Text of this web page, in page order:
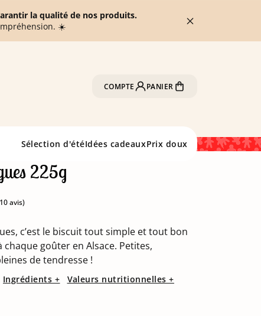
la qualité de nos produits.
☀️
COMPTE PANIER
Sélection d'étéIdées cadeauxPrix doux
225g
(10 avis)
c’est le biscuit tout simple et tout bon
chaque goûter en Alsace. Petites,
de tendresse !
Ingrédients +
Valeurs nutritionnelles +